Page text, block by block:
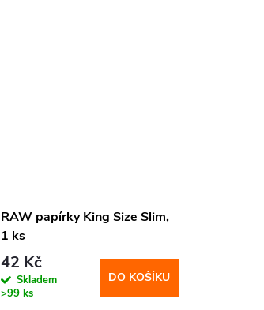
RAW papírky King Size Slim,
1 ks
42 Kč
Skladem
>99 ks
DO KOŠÍKU